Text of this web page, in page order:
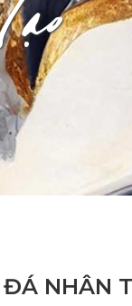
ĐÁ NHÂN